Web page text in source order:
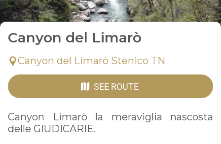
Canyon del Limarò
Canyon del Limarò Stenico TN
SEE ROUTE
Canyon Limarò la meraviglia nascosta
delle GIUDICARIE.